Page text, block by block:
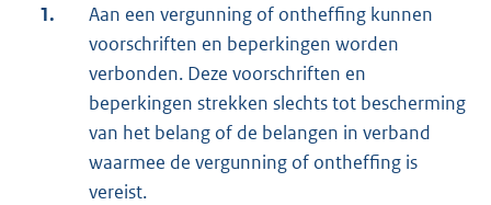
1.
Aan een vergunning of ontheffing kunnen
voorschriften en beperkingen worden
verbonden. Deze voorschriften en
beperkingen strekken slechts tot bescherming
van het belang of de belangen in verband
waarmee de vergunning of ontheffing is
vereist.